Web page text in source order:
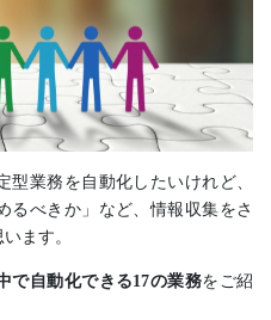
型業務を自動化したいけれど、
るべきか」など、情報収集をさ
ます。
で自動化できる17の業務をご紹